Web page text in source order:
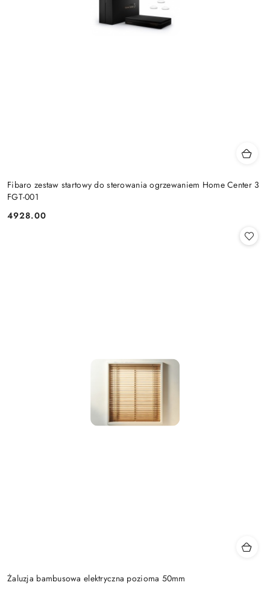
Fibaro zestaw startowy do sterowania ogrzewaniem Home Center 3
FGT-001
Cena:
4928.00
Żaluzja bambusowa elektryczna pozioma 50mm